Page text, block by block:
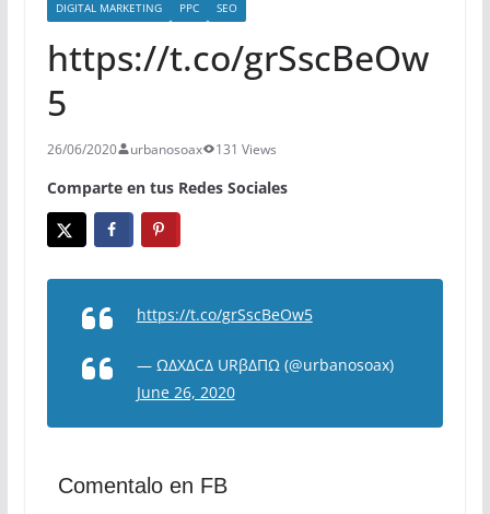
DIGITAL MARKETING PPC SEO
https://t.co/grSscBeOw
5
26/06/2020 urbanosoax 131 Views
Comparte en tus Redes Sociales
https://t.co/grSscBeOw5
— ΩΔXΔCΔ URβΔΠΩ (@urbanosoax)
June 26, 2020
Comentalo en FB